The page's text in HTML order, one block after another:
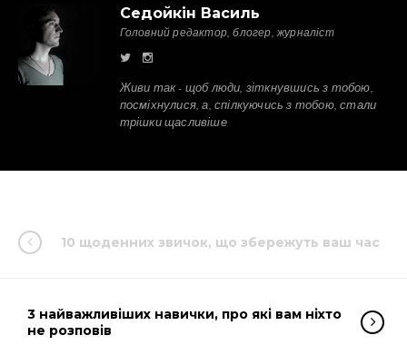
Седойкін Василь
Головний редактор, блогер, журналіст
Живи так - щоб люди, зіткнувшись з тобою,
посміхнулися, а, спілкуючись з тобою, стали
трішки щасливіше
10 щоденних звичок, що збережуть ваш час
3 найважливіших навички, про які вам ніхто
не розповів